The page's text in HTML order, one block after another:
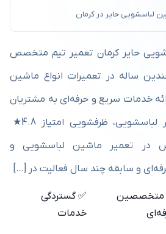
لباسشویی حایر در کرمان
حایر کرمان تعمیر تیم متخصص
ساله در تعمیرات انواع ماشین
خدمات سریع و حرفه‌ای به مشتریان
خود است. محسن رمیار لباسشویی، ظرفشویی امتیاز 4.8★
در تعمیر ماشین لباسشویی و
و سابقه چند سال فعالیت در […]
متخصصین
✅ گستردگی
خدمات